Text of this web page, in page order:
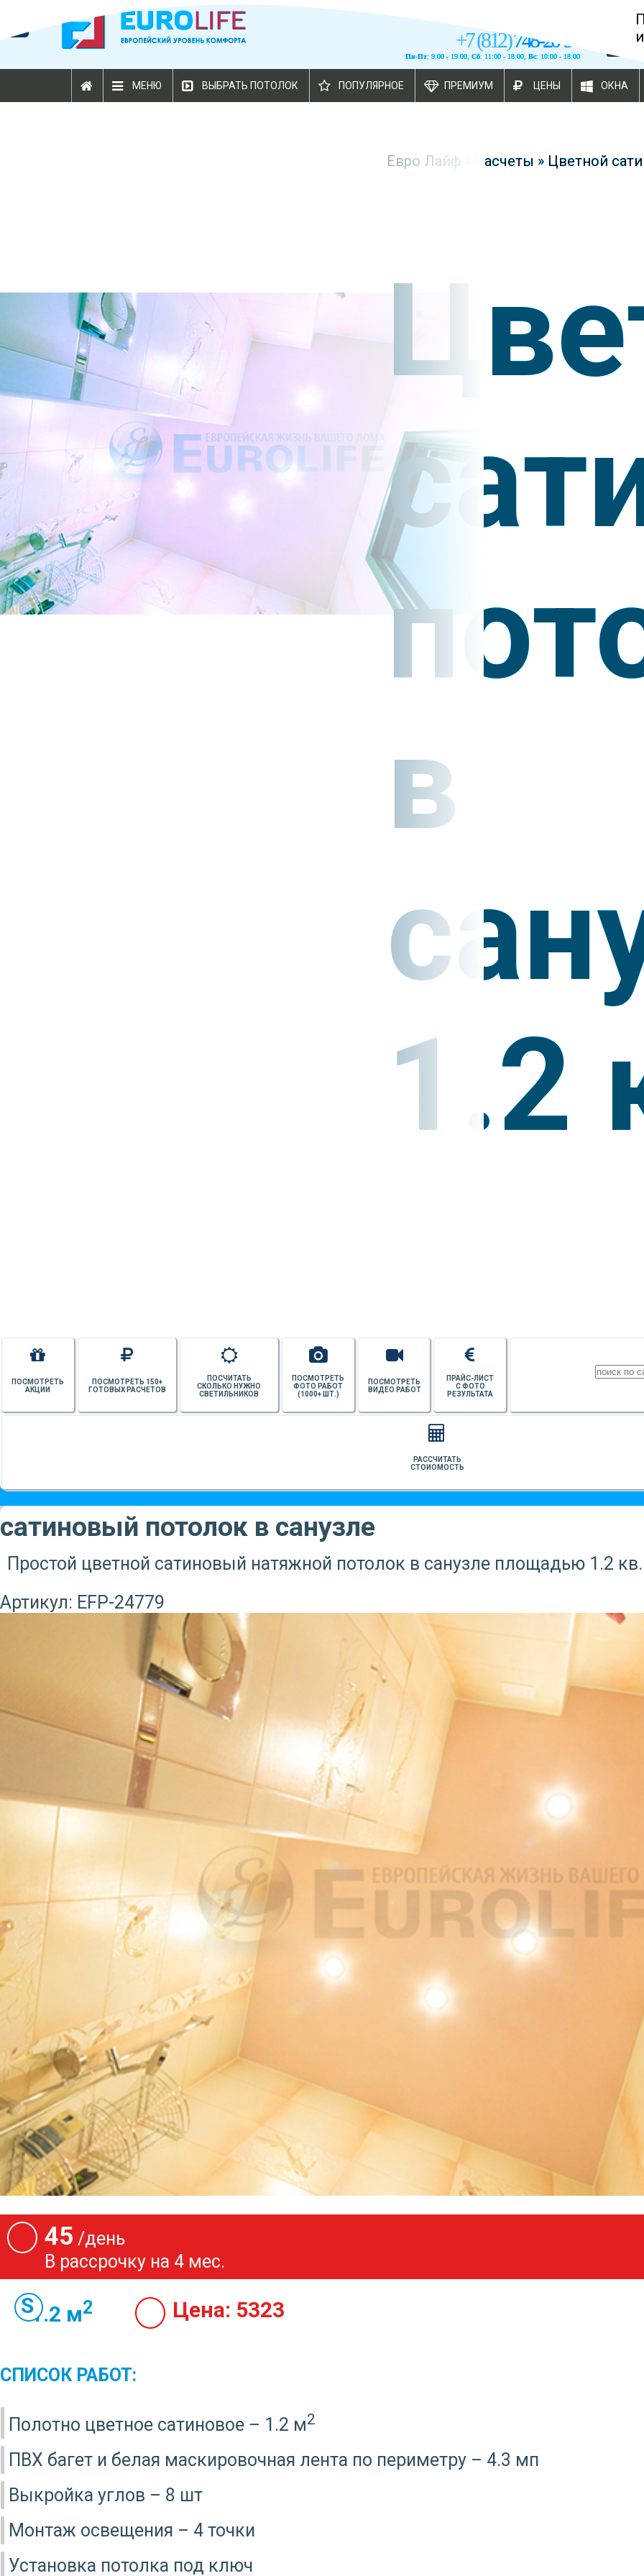
+7(812)748-20-90
Пн-Пт: 9:00 - 19:00, Сб: 11:00 - 18:00, Вс: 10:00 - 18:00
МЕНЮ ВЫБРАТЬ ПОТОЛОК ПОПУЛЯРНОЕ ПРЕМИУМ ЦЕНЫ ОКНА
Евро Лайф Расчеты » Цветной
в
1.2
ПРАЙС-ЛИСТ
С ФОТО
РЕЗУЛЬТАТА
ПОСМОТРЕТЬ
ВИДЕО РАБОТ
ПОСМОТРЕТЬ
ФОТО РАБОТ
(1000+ ШТ.)
ПОСЧИТАТЬ
СКОЛЬКО НУЖНО
СВЕТИЛЬНИКОВ
ПОСМОТРЕТЬ 150+
ГОТОВЫХ РАСЧЕТОВ
ПОСМОТРЕТЬ
АКЦИИ
РАССЧИТАТЬ
СТОИОМОСТЬ
сатиновый потолок в санузле
Простой цветной сатиновый натяжной потолок в санузле площадью 1.2
Артикул: EFP-24779
45 /день
В рассрочку на 4 мес.
1.2 м2 Цена: 5323
СПИСОК РАБОТ:
Полотно цветное сатиновое – 1.2 м2
ПВХ багет и белая маскировочная лента по периметру – 4.3 мп
Выкройка углов – 8 шт
Монтаж освещения – 4 точки
Установка потолка под ключ